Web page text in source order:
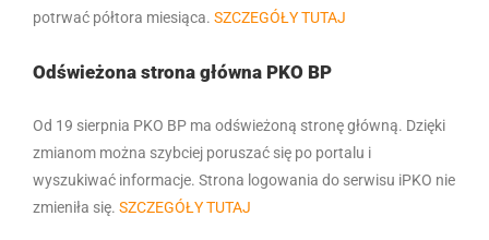
potrwać półtora miesiąca. SZCZEGÓŁY TUTAJ
Odświeżona strona główna PKO BP
Od 19 sierpnia PKO BP ma odświeżoną stronę główną. Dzięki
zmianom można szybciej poruszać się po portalu i
wyszukiwać informacje. Strona logowania do serwisu iPKO nie
zmieniła się. SZCZEGÓŁY TUTAJ